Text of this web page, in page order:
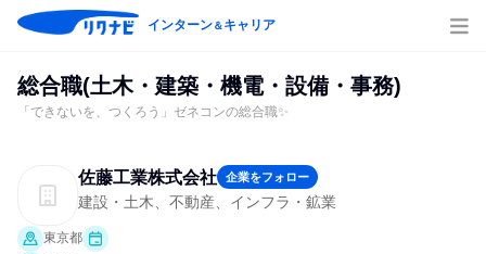
インターン＆キャリア
総合職(土木・建築・機電・設備・事務)
「できないを、つくろう」ゼネコンの総合職✨
佐藤工業株式会社 企業をフォロー
建設・土木、不動産、インフラ・鉱業
東京都